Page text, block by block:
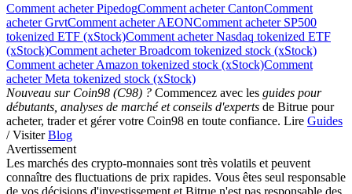
Comment acheter PipedogComment acheter CantonComment
acheter GrvtComment acheter AEONComment acheter SP500
tokenized ETF (xStock)Comment acheter Nasdaq tokenized ETF
(xStock)Comment acheter Broadcom tokenized stock (xStock)
Comment acheter Amazon tokenized stock (xStock)Comment
acheter Meta tokenized stock (xStock)
Nouveau sur Coin98 (C98) ? Commencez avec les guides pour
débutants, analyses de marché et conseils d'experts de Bitrue pour
acheter, trader et gérer votre Coin98 en toute confiance. Lire Guides
/ VisiterBlog
Avertissement
Les marchés des crypto-monnaies sont très volatils et peuvent
connaître des fluctuations de prix rapides. Vous êtes seul responsable
de vos décisions d'investissement et Bitrue n'est pas responsable des